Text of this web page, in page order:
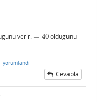
verir. = 40
=40
oldugunu
yorumlandı
Cevapla